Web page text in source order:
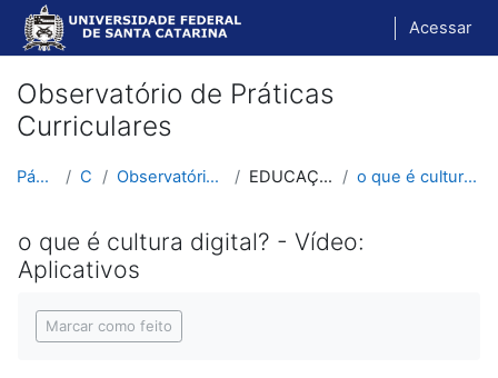
Ir para o conteúdo principal
Acessar
Observatório de Práticas
Curriculares
Página inicial Cursos Observatório de Práticas Curriculares EDUCAÇÃO E TECNOLOGIAS o que é cultura digital? - Vídeo: Aplicativos
o que é cultura digital? - Vídeo:
Aplicativos
Marcar como feito